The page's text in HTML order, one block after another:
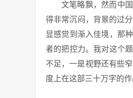
文笔略飘，然而中
得非常沉闷，背景的过
显感觉到渐入佳境，那
者的把控力。我对这个
不足，一是视野还有些
度上在这部三十万字的